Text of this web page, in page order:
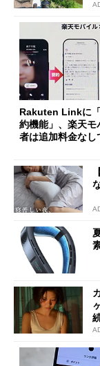
Rakuten Linkに
約機能」、楽天モ
者は追加料金なし